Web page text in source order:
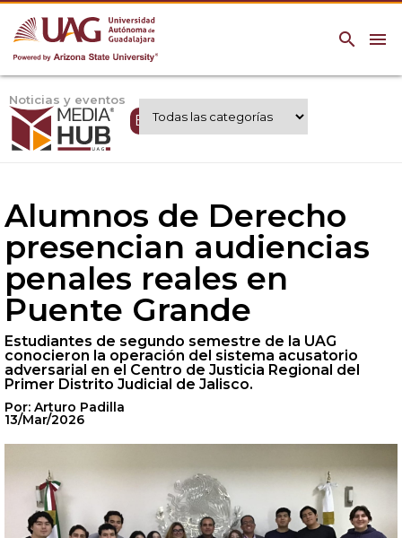
menu
search
Noticias y eventos
Expertos UAG
Alumnos de Derecho
presencian audiencias
penales reales en
Puente Grande
Estudiantes de segundo semestre de la UAG
conocieron la operación del sistema acusatorio
adversarial en el Centro de Justicia Regional del
Primer Distrito Judicial de Jalisco.
Por: Arturo Padilla
13/Mar/2026